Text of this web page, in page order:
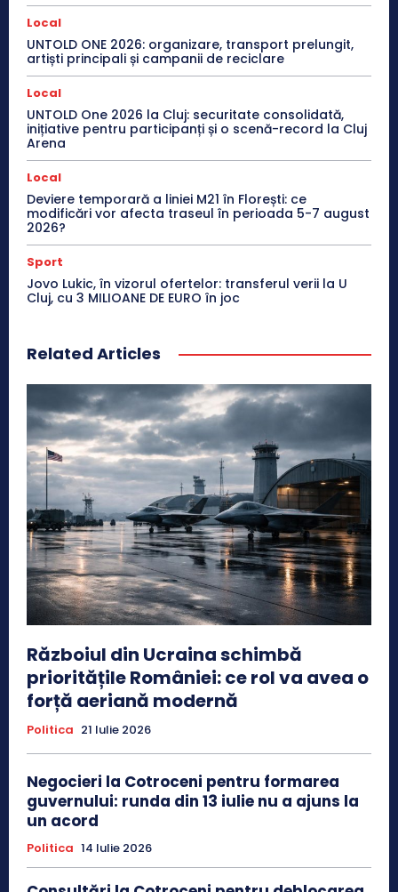
Local
UNTOLD ONE 2026: organizare, transport prelungit,
artiști principali și campanii de reciclare
Local
UNTOLD One 2026 la Cluj: securitate consolidată,
inițiative pentru participanți și o scenă-record la Cluj
Arena
Local
Deviere temporară a liniei M21 în Florești: ce
modificări vor afecta traseul în perioada 5-7 august
2026?
Sport
Jovo Lukic, în vizorul ofertelor: transferul verii la U
Cluj, cu 3 MILIOANE DE EURO în joc
Related Articles
Războiul din Ucraina schimbă
prioritățile României: ce rol va avea o
forță aeriană modernă
Politica 21 Iulie 2026
Negocieri la Cotroceni pentru formarea
guvernului: runda din 13 iulie nu a ajuns la
un acord
Politica 14 Iulie 2026